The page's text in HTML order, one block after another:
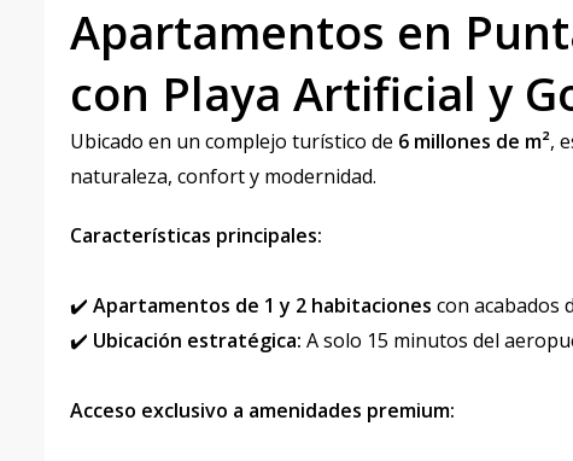
Apartamentos en
con Playa Artificial y
Ubicado en un complejo turístico de 6 millones de m²,
naturaleza, confort y modernidad.
Características principales:
✔️ Apartamentos de 1 y 2 habitaciones con acabados
✔️ Ubicación estratégica: A solo 15 minutos del
Acceso exclusivo a amenidades premium: